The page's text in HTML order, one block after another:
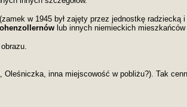
w 1945 był zajęty przez jednostkę
lub innych niemieckich
Oleśniczka, inna miejscowość w pobliżu?). Tak